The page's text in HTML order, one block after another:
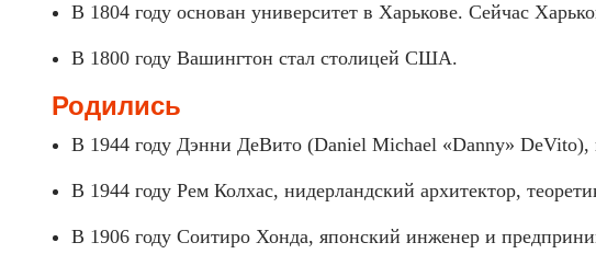
В 1804 году основан университет в Харькове. Сейчас
В 1800 году Вашингтон стал столицей США.
Родились
В 1944 году Дэнни ДеВито (Daniel Michael «Danny» DeVito),
В 1944 году Рем Колхас, нидерландский архитектор,
В 1906 году Соитиро Хонда, японский инженер и